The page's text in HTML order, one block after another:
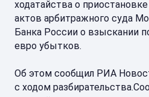
ходатайства о
актов арбитражного суда
Банка России о взыскании
евро убытков.
Об этом сообщил РИА
с ходом